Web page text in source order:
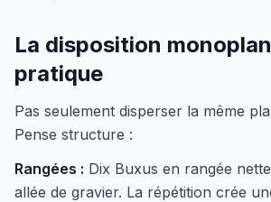
La disposition
pratique
Pas seulement disperser la même
Pense structure :
Rangées : Dix Buxus en rangée
allée de gravier. La répétition crée